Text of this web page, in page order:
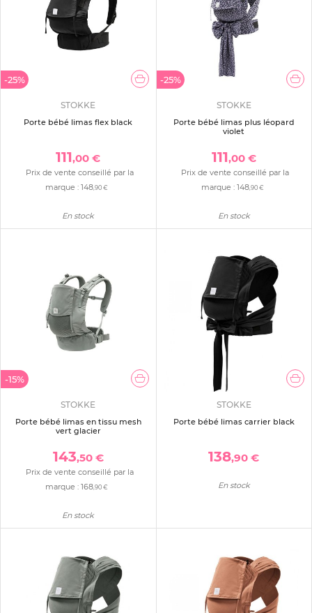
-25%
STOKKE
Porte bébé limas flex black
111,00 €
Prix de vente conseillé par la
marque :148,90 €
En stock
-25%
STOKKE
Porte bébé limas plus léopard
violet
111,00 €
Prix de vente conseillé par la
marque : 148,90 €
En stock
-15%
STOKKE
Porte bébé limas en tissu mesh
vert glacier
143,50 €
Prix de vente conseillé par la
marque :168,90 €
En stock
STOKKE
Porte bébé limas carrier black
138,90 €
En stock